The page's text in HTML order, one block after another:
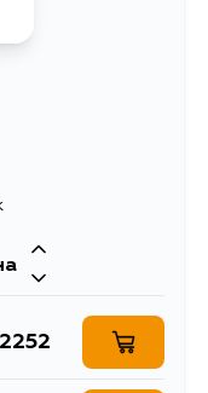
2252